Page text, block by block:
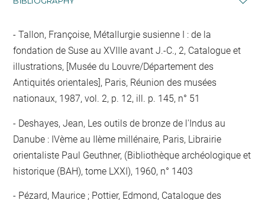
Tallon, Françoise, Métallurgie susienne I : de la
fondation de Suse au XVIIIe avant J.-C., 2, Catalogue et
illustrations, [Musée du Louvre/Département des
Antiquités orientales], Paris, Réunion des musées
nationaux, 1987, vol. 2, p. 12, ill. p. 145, n° 51
Deshayes, Jean, Les outils de bronze de l'Indus au
Danube : IVème au IIème millénaire, Paris, Librairie
orientaliste Paul Geuthner, (Bibliothèque archéologique et
historique (BAH), tome LXXI), 1960, n° 1403
Pézard, Maurice ; Pottier, Edmond, Catalogue des